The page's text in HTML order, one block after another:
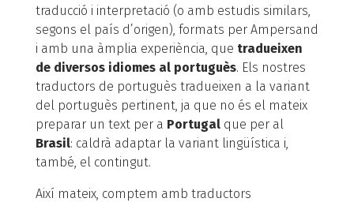
traducció i interpretació (o amb estudis similars,
segons el país d’origen), formats per Ampersand
i amb una àmplia experiència, que tradueixen
de diversos idiomes al portuguès. Els nostres
traductors de portuguès tradueixen a la variant
del portuguès pertinent, ja que no és el mateix
preparar un text per a Portugal que per al
Brasil: caldrà adaptar la variant lingüística i,
també, el contingut.
Així mateix, comptem amb traductors